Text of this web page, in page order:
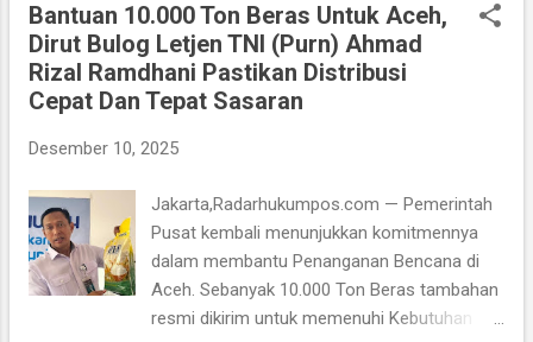
ini tengah memperjuangkan hak kliennya
dalam Perkara Perdata yang bermula dari
diterbitkannya Akta Hibah Nomor: 12 Tanggal
8 April 2006 yang dibuat dihadapan Ariyani,
non Prosedural . “Perlu kami tegaskan
selesai secara Hukum. Oleh karena itu, tidak
ada satu pun pihak yang dapat menyatakan
atau menampilkan seolah-olah telah memiliki
kepastian Hukum secara Falid atas Objek
Sengketa tersebut,” ujar Nurul Huda dalam
Bantuan 10.000 Ton Beras Untuk Aceh,
Dirut Bulog Letjen TNI (Purn) Ahmad
Rizal Ramdhani Pastikan Distribusi
Cepat Dan Tepat Sasaran
Desember 10, 2025
Jakarta,Radarhukumpos.com — Pemerintah
Pusat kembali menunjukkan komitmennya
dalam membantu Penanganan Bencana di
Aceh. Sebanyak 10.000 Ton Beras tambahan
resmi dikirim untuk memenuhi Kebutuhan